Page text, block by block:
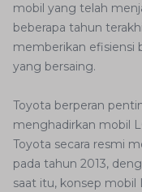
mobil yang telah
beberapa tahun
memberikan efisiensi
yang bersaing.
Toyota berperan
menghadirkan mobil
Toyota secara resmi
pada tahun 2013,
saat itu, konsep mobil